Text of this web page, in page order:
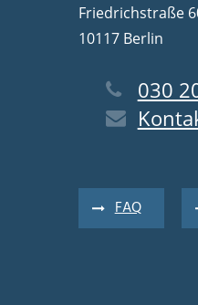
Friedrichstraße
10117 Berlin
030
FAQ